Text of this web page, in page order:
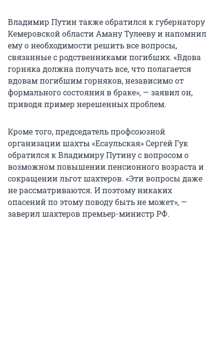
Владимир Путин также обратился к губернатору
Кемеровской области Аману Тулееву и напомнил
ему о необходимости решить все вопросы,
связанные с родственниками погибших. «Вдова
горняка должна получать все, что полагается
вдовам погибшим горняков, независимо от
формального состояния в браке», — заявил он,
приводя пример нерешенных проблем.
Кроме того, председатель профсоюзной
организации шахты «Есаульская» Сергей Гук
обратился к Владимиру Путину с вопросом о
возможном повышении пенсионного возраста и
сокращении льгот шахтеров. «Эти вопросы даже
не рассматриваются. И поэтому никаких
опасений по этому поводу быть не может», —
заверил шахтеров премьер-министр РФ.